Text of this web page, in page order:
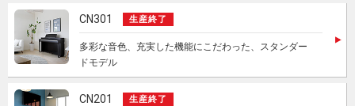
CN301 生産終了
多彩な音色、充実した機能にこだわった、スタンダー
ドモデル
CN201 生産終了